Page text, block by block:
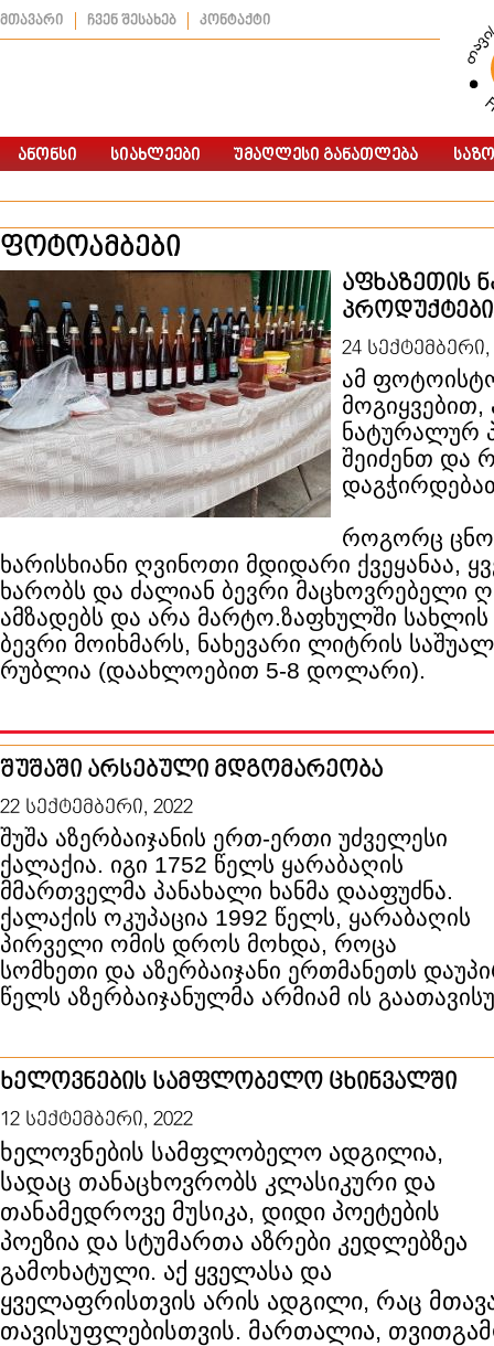
მთავარი ჩვენ შესახებ კონტაქტი
ფოტოამბები
აფხაზეთის
პროდუქტები
24 სექტემბერი,
ამ
ნატურალურ
შეიძენთ და
როგორც
ხარისხიანი ღვინოთი მდიდარი ქვეყანაა,
ხარობს და ძალიან ბევრი მაცხოვრებელი
ამზადებს და არა მარტო.ზაფხულში სახლის
ბევრი მოიხმარს, ნახევარი ლიტრის
რუბლია (დაახლოებით 5-8 დოლარი).
შუშაში არსებული მდგომარეობა
22 სექტემბერი, 2022
შუშა აზერბაიჯანის ერთ-ერთი უძველესი
ქალაქია. იგი 1752 წელს ყარაბაღის
მმართველმა პანახალი ხანმა დააფუძნა.
ქალაქის ოკუპაცია 1992 წელს, ყარაბაღის
პირველი ომის დროს მოხდა, როცა
სომხეთი და აზერბაიჯანი ერთმანეთს
წელს აზერბაიჯანულმა არმიამ ის
ხელოვნების სამფლობელო ცხინვალში
12 სექტემბერი, 2022
ხელოვნების სამფლობელო ადგილია,
სადაც თანაცხოვრობს კლასიკური და
თანამედროვე მუსიკა, დიდი პოეტების
პოეზია და სტუმართა აზრები კედლებზეა
გამოხატული. აქ ყველასა და
ყველაფრისთვის არის ადგილი, რაც
თავისუფლებისთვის. მართალია,